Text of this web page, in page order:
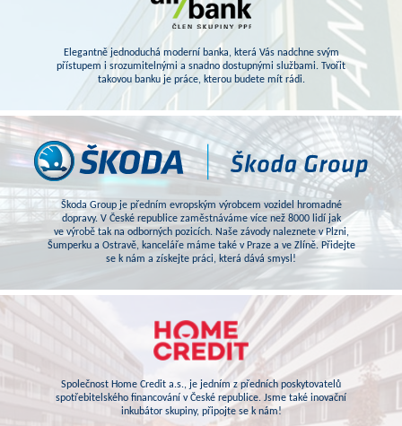
Elegantně jednoduchá moderní banka, která Vás nadchne svým
přístupem i srozumitelnými a snadno dostupnými službami. Tvořit
takovou banku je práce, kterou budete mít rádi.
Škoda Group je předním evropským výrobcem vozidel hromadné
dopravy. V České republice zaměstnáváme více než 8000 lidí jak
ve výrobě tak na odborných pozicích. Naše závody naleznete v Plzni,
Šumperku a Ostravě, kanceláře máme také v Praze a ve Zlíně. Přidejte
se k nám a získejte práci, která dává smysl!
Společnost Home Credit a.s., je jedním z předních poskytovatelů
spotřebitelského financování v České republice. Jsme také inovační
inkubátor skupiny, připojte se k nám!